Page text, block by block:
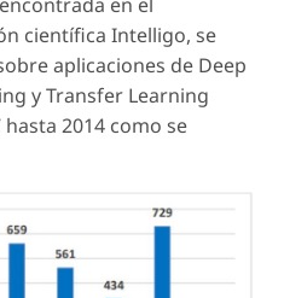
científica Intelligo, se
aplicaciones de Deep
y Transfer Learning
2014 como se